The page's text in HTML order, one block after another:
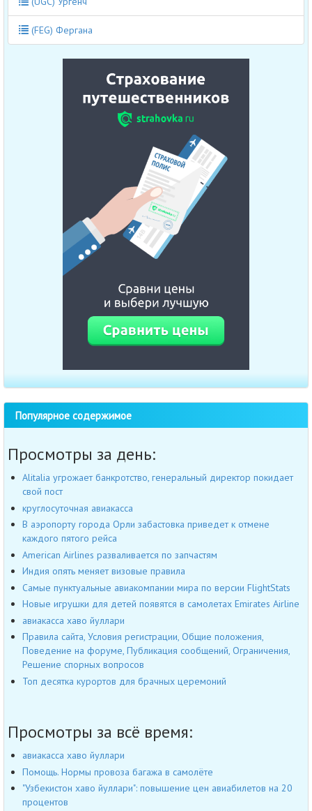
(FEG) Фергана
Популярное содержимое
Просмотры за день:
Alitalia угрожает банкротство, генеральный директор покидает
свой пост
круглосуточная авиакасса
В аэропорту города Орли забастовка приведет к отмене
каждого пятого рейса
American Airlines разваливается по запчастям
Индия опять меняет визовые правила
Самые пунктуальные авиакомпании мира по версии FlightStats
Новые игрушки для детей появятся в самолетах Emirates Airline
авиакасса хаво йуллари
Правила сайта, Условия регистрации, Общие положения,
Поведение на форуме, Публикация сообщений, Ограничения,
Решение спорных вопросов
Топ десятка курортов для брачных церемоний
Просмотры за всё время:
авиакасса хаво йуллари
Помощь. Нормы провоза багажа в самолёте
"Узбекистон хаво йуллари": повышение цен авиабилетов на 20
процентов